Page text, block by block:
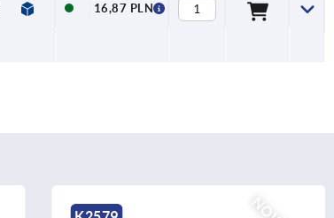
M8-
16,87 PLN